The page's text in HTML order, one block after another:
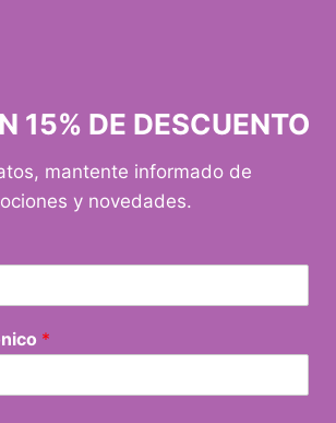
15% DE DESCUENTO
mantente informado de
y novedades.
*